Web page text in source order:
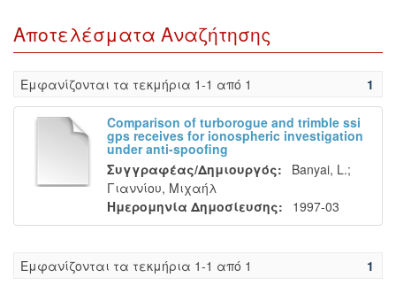
Αποτελέσματα Αναζήτησης
Eμφανίζονται τα τεκμήρια 1-1 από 1 1
Comparison of turborogue and trimble ssi
gps receives for ionospheric investigation
under anti-spoofing
Συγγραφέας/Δημιουργός:
Banyai, L.;
Γιαννίου, Μιχαήλ
Ημερομηνία Δημοσίευσης:
1997-03
Eμφανίζονται τα τεκμήρια 1-1 από 1 1